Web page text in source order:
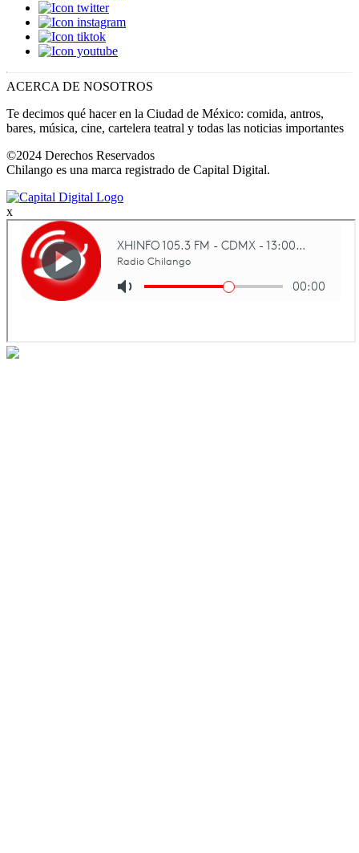
ACERCA DE NOSOTROS
Te decimos qué hacer en la Ciudad de México: comida, antros,
bares, música, cine, cartelera teatral y todas las noticias importantes
©2024 Derechos Reservados
Chilango es una marca registrado de Capital Digital.
x